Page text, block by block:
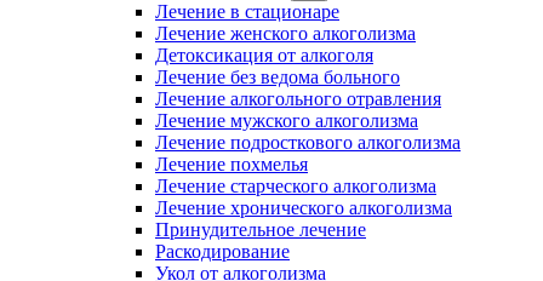
Лечение в стационаре
Лечение женского алкоголизма
Детоксикация от алкоголя
Лечение без ведома больного
Лечение алкогольного отравления
Лечение мужского алкоголизма
Лечение подросткового алкоголизма
Лечение похмелья
Лечение старческого алкоголизма
Лечение хронического алкоголизма
Принудительное лечение
Раскодирование
Укол от алкоголизма